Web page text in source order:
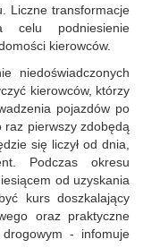
Liczne transformacje
celu podniesienie
kierowców.
niedoświadczonych
kierowców, którzy
pojazdów po
raz pierwszy zdobędą
się liczył od dnia,
Podczas okresu
od uzyskania
kurs doszkalający
oraz praktyczne
- infomuje